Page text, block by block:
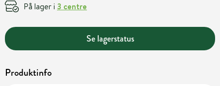
På lager i 3 centre
Se lagerstatus
Produktinfo